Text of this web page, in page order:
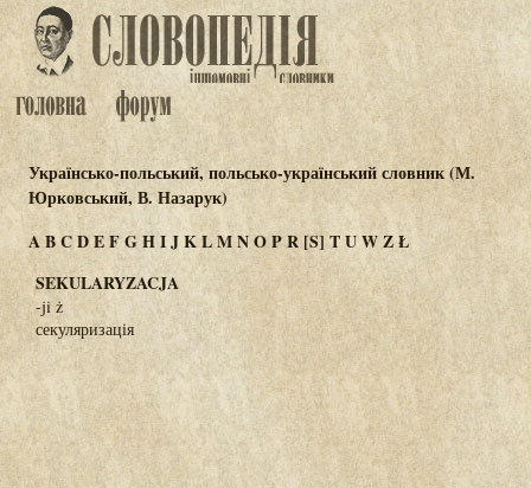
Українсько-польський, польсько-український словник (М.
Юрковський, В. Назарук)
ABCDEFGHIJKLMNOPR[S] TUWZŁ
SEKULARYZACJA
-ji ż
секуляризація